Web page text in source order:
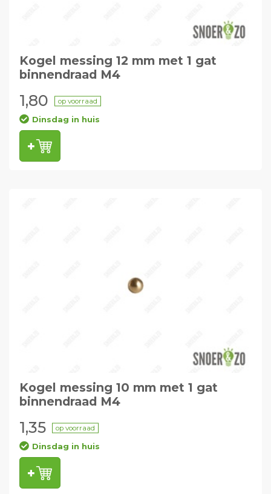
Kogel messing 12 mm met 1 gat
binnendraad M4
1,80 op voorraad
Dinsdag in huis
Kogel messing 10 mm met 1 gat
binnendraad M4
1,35 op voorraad
Dinsdag in huis